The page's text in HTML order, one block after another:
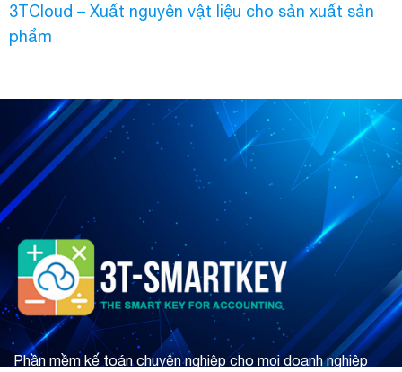
3TCloud – Xuất nguyên vật liệu cho sản xuất sản
phẩm
Phần mềm kế toán chuyên nghiệp cho mọi doanh nghiệp